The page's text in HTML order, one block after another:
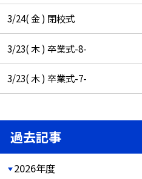
3/24( 金 ) 閉校式
3/23( 木 ) 卒業式-8-
3/23( 木 ) 卒業式-7-
過去記事
2026年度